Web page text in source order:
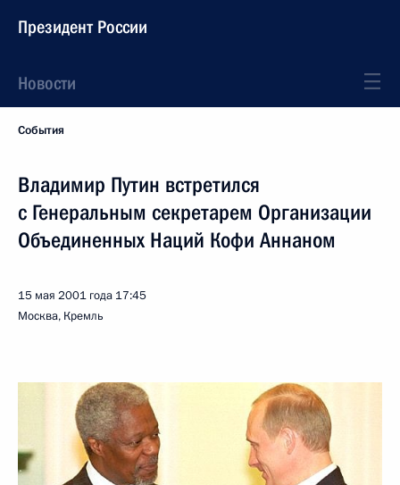
Президент России
Новости
События
Владимир Путин встретился
с Генеральным секретарем Организации
Объединенных Наций Кофи Аннаном
15 мая 2001 года 17:45
Москва, Кремль